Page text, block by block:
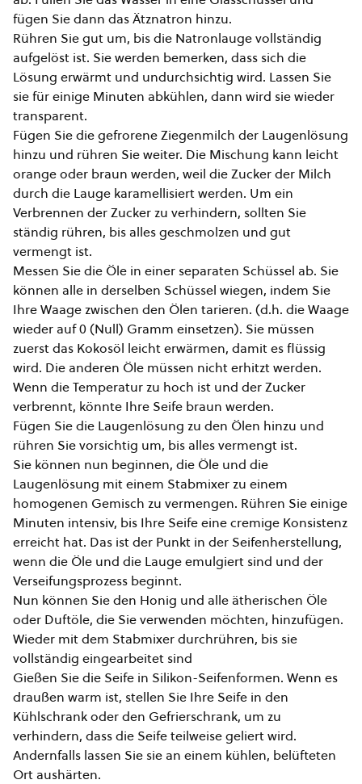
fügen Sie dann das Ätznatron hinzu.
Rühren Sie gut um, bis die Natronlauge vollständig
aufgelöst ist. Sie werden bemerken, dass sich die
Lösung erwärmt und undurchsichtig wird. Lassen Sie
sie für einige Minuten abkühlen, dann wird sie wieder
transparent.
Fügen Sie die gefrorene Ziegenmilch der Laugenlösung
hinzu und rühren Sie weiter. Die Mischung kann leicht
orange oder braun werden, weil die Zucker der Milch
durch die Lauge karamellisiert werden. Um ein
Verbrennen der Zucker zu verhindern, sollten Sie
ständig rühren, bis alles geschmolzen und gut
vermengt ist.
Messen Sie die Öle in einer separaten Schüssel ab. Sie
können alle in derselben Schüssel wiegen, indem Sie
Ihre Waage zwischen den Ölen tarieren. (d.h. die Waage
wieder auf 0 (Null) Gramm einsetzen). Sie müssen
zuerst das Kokosöl leicht erwärmen, damit es flüssig
wird. Die anderen Öle müssen nicht erhitzt werden.
Wenn die Temperatur zu hoch ist und der Zucker
verbrennt, könnte Ihre Seife braun werden.
Fügen Sie die Laugenlösung zu den Ölen hinzu und
rühren Sie vorsichtig um, bis alles vermengt ist.
Sie können nun beginnen, die Öle und die
Laugenlösung mit einem Stabmixer zu einem
homogenen Gemisch zu vermengen. Rühren Sie einige
Minuten intensiv, bis Ihre Seife eine cremige Konsistenz
erreicht hat. Das ist der Punkt in der Seifenherstellung,
wenn die Öle und die Lauge emulgiert sind und der
Verseifungsprozess beginnt.
Nun können Sie den Honig und alle ätherischen Öle
oder Duftöle, die Sie verwenden möchten, hinzufügen.
Wieder mit dem Stabmixer durchrühren, bis sie
vollständig eingearbeitet sind
Gießen Sie die Seife in Silikon-Seifenformen. Wenn es
draußen warm ist, stellen Sie Ihre Seife in den
Kühlschrank oder den Gefrierschrank, um zu
verhindern, dass die Seife teilweise geliert wird.
Andernfalls lassen Sie sie an einem kühlen, belüfteten
Ort aushärten.